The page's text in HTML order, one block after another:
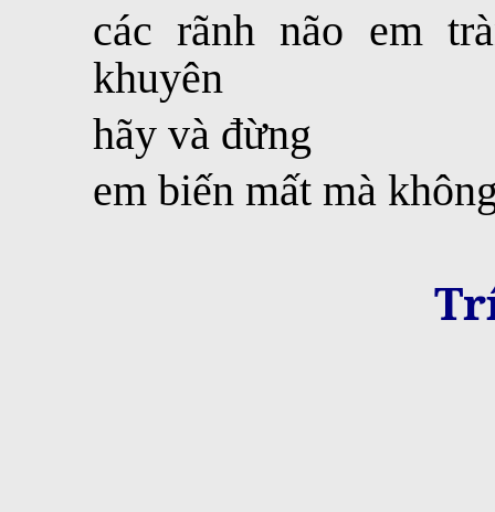
các rãnh não em
khuyên
hãy và đừng
em biến mất mà